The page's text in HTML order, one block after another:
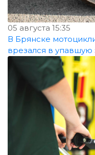
05 августа 15:35
В Брянске
врезался в упавшую